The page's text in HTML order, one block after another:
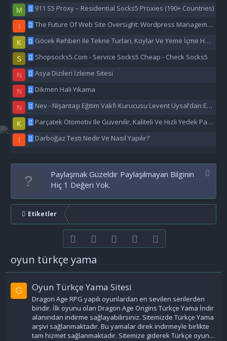
M 911 S5 Proxy – Residential Socks5 Proxies (190+ Countries)
I The Future Of Web Site Oversight: Wordpress Management Aı
K Göcek Rehberi Ile Tekne Turları, Koylar Ve Yeme İçme Hakkında Eşsiz Bilgiler
S Shopsocks5.Com - Service Socks5 Cheap - Check Socks5
N Asya Dizileri İzleme Sitesi
N Dikmen Halı Yıkama
N Nev - Nişantaşı Eğitim Vakfı Kurucusu Levent Uysal’dan Eğitime Büyük Destek
K Parçatek Otomotiv Ile Güvenilir, Kaliteli Ve Hızlı Yedek Parça Çözümleri
I Darboğaz Testi Nedir Ve Nasıl Yapılır?
Paylaşmak Güzeldir Paylaşılmayan Bilginin
Hiç 1 Değeri Yok.
Etiketler
FacebookTwitter youtubeBize ulaşın
oyun türkçe yama
G Oyun Türkçe Yama Sitesi
Dragon Age RPG yapılı oyunlardan en sevilen serilerden
biridir. İlk oyunu olan Dragon Age Origins Türkçe Yama İndir
alanından indirme sağlayabilirsiniz. Sitemizde Türkçe Yama
arşivi sağlanmaktadır. Bu yamalar direk indirmeyle birlikte
tam hizmet sağlanmaktadır. Sitemize giderek Türkçe oyun...